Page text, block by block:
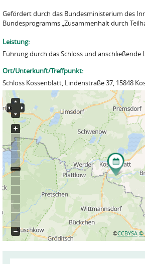
Gefördert durch das Bundesministerium des
Bundesprogramms „Zusammenhalt durch
Leistung:
Führung durch das Schloss und anschließende
Ort/Unterkunft/Treffpunkt:
Schloss Kossenblatt, Lindenstraße 37, 15848
©CCBYSA ©